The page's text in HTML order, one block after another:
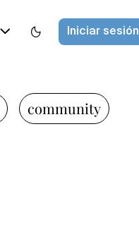
Iniciar sesión
community